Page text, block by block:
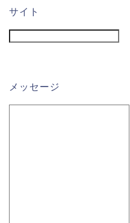
サイト
メッセージ